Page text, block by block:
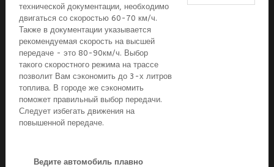
технической документации, необходимо
двигаться со скоростью 60-70 км/ч.
Также в документации указывается
рекомендуемая скорость на высшей
передаче - это 80-90км/ч. Выбор
такого скоростного режима на трассе
позволит Вам сэкономить до 3-х литров
топлива. В городе же сэкономить
поможет правильный выбор передачи.
Следует избегать движения на
повышенной передаче.
Ведите автомобиль плавно